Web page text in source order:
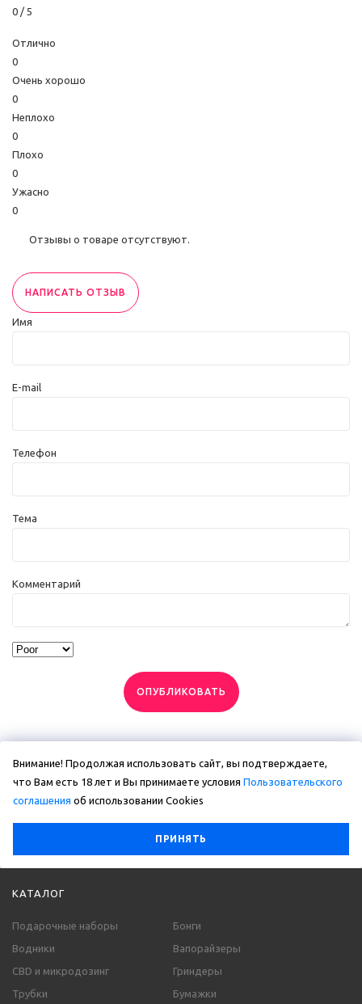
0 / 5
Отлично
0
Очень хорошо
0
Неплохо
0
Плохо
0
Ужасно
0
Отзывы о товаре отсутствуют.
НАПИСАТЬ ОТЗЫВ
Имя
E-mail
Телефон
Тема
Комментарий
ОПУБЛИКОВАТЬ
Внимание! Продолжая использовать сайт, вы подтверждаете,
что Вам есть 18 лет и Вы принимаете условия Пользовательского
соглашения об использовании Сookies
ПРИНЯТЬ
КАТАЛОГ
Подарочные наборы
Бонги
Водники
Вапорайзеры
CBD и микродозинг
Гриндеры
Трубки
Бумажки